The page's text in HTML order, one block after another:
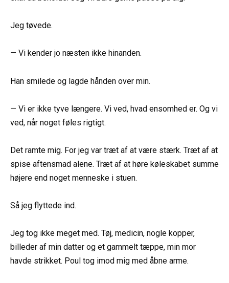
Jeg tøvede.
— Vi kender jo næsten ikke hinanden.
Han smilede og lagde hånden over min.
— Vi er ikke tyve længere. Vi ved, hvad ensomhed er. Og vi
ved, når noget føles rigtigt.
Det ramte mig. For jeg var træt af at være stærk. Træt af at
spise aftensmad alene. Træt af at høre køleskabet summe
højere end noget menneske i stuen.
Så jeg flyttede ind.
Jeg tog ikke meget med. Tøj, medicin, nogle kopper,
billeder af min datter og et gammelt tæppe, min mor
havde strikket. Poul tog imod mig med åbne arme.